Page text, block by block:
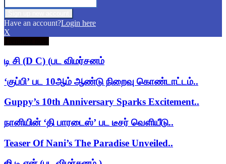
Have an account?Login here
X
டி சி (D C) (பட விமர்சனம்
‘குப்பி’ பட 10ஆம் ஆண்டு நிறைவு கொண்டாட்டம்..
Guppy’s 10th Anniversary Sparks Excitement..
நானியின் ‘தி பாரடைஸ்’ பட டீசர் வெளியீடு..
Teaser Of Nani’s The Paradise Unveiled..